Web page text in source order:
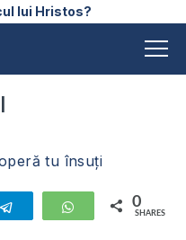
lui Hristos?
tu însuți
Telegram WhatsApp
0
SHARES